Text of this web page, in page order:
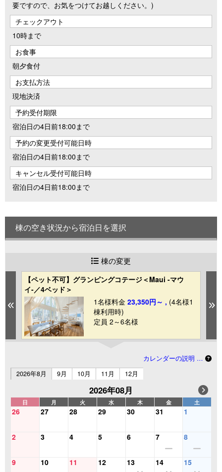
要ですので、お気をつけてお越しください。)
チェックアウト
10時まで
お食事
朝夕食付
お支払方法
現地決済
予約受付期限
宿泊日の4日前18:00まで
予約の変更受付可能日時
宿泊日の4日前18:00まで
キャンセル受付可能日時
宿泊日の4日前18:00まで
棟の空き状況から宿泊日を選択
棟の変更
Previous
【ペット不可】グランピングコテージ＜Maui -マウ
イ-／4ベッド＞
1名様料金 23,350円～ , (4名様1
棟利用時)
定員 2～6名様
カレンダーの説明 …
2026年8月
9月 10月 11月 12月
2026年08月
日 月 火 水 木 金 土
26 27 28 29 30 31 1
2 3 4 5 6 7 8
9 10 11 12 13 14 15